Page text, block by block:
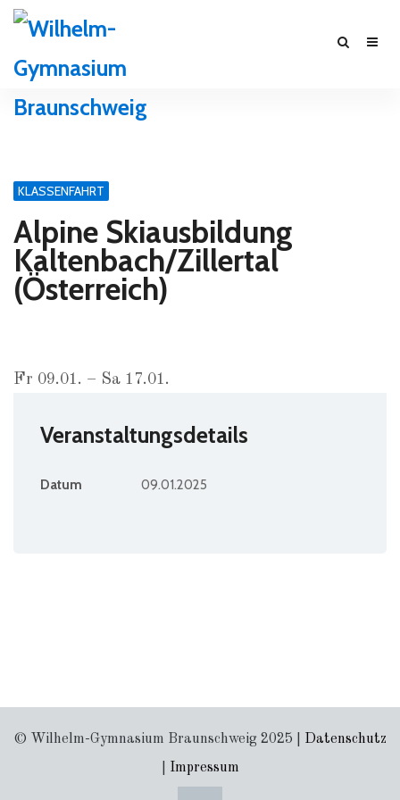
KLASSENFAHRT
Alpine Skiausbildung
Kaltenbach/Zillertal
(Österreich)
Fr 09.01. – Sa 17.01.
Veranstaltungsdetails
Datum 09.01.2025
© Wilhelm-Gymnasium Braunschweig 2025 | Datenschutz
Impressum